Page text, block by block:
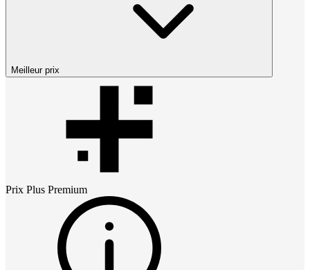
Meilleur prix
Prix Plus Premium